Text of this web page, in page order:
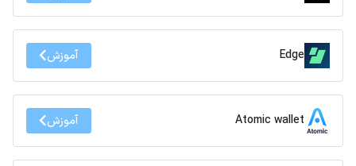
Edge آموزش
Atomic wallet آموزش